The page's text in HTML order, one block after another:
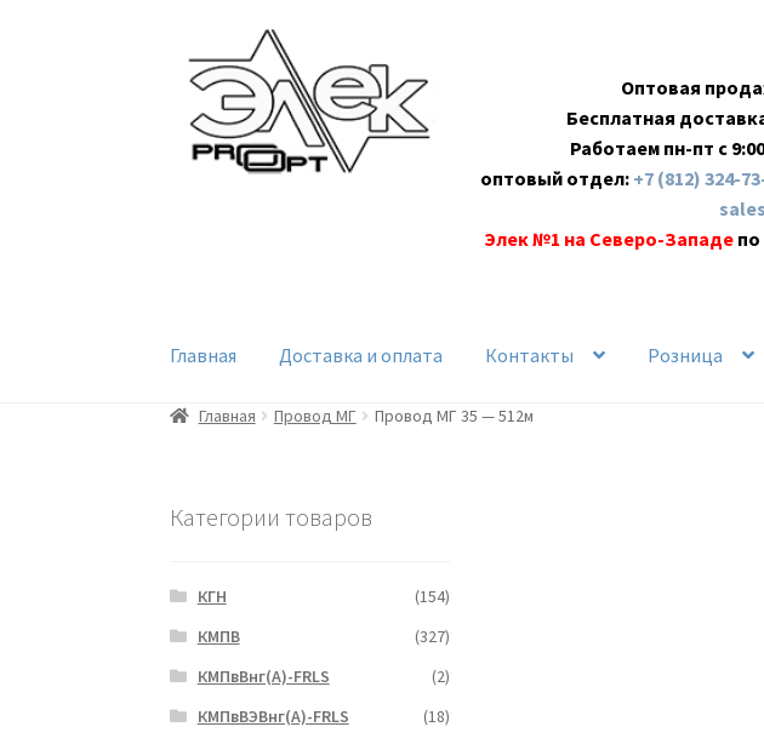
навигации
содержимому
Оптовая
Бесплатная
Работаем пн-пт с
оптовый отдел: +7 (812) 324-
Элек №1 на Северо-Западе
Главная Доставка и оплата Контакты Розница
Главная Провод МГ Провод МГ 35 — 512м
Категории товаров
КГН
(154)
КМПВ
(327)
КМПвВнг(А)-FRLS
(2)
КМПвВЭВнг(А)-FRLS
(18)